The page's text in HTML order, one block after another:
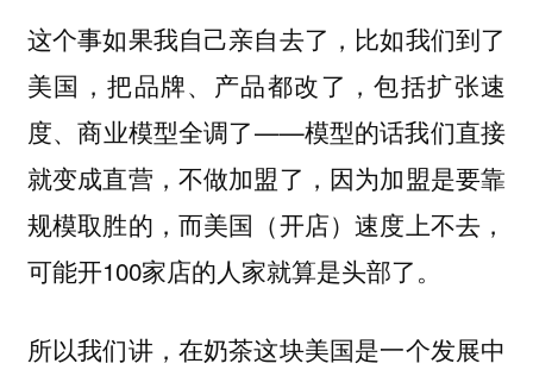
这个事如果我自己亲自去了，比如我们到了
美国，把品牌、产品都改了，包括扩张速
度、商业模型全调了——模型的话我们直接
就变成直营，不做加盟了，因为加盟是要靠
规模取胜的，而美国（开店）速度上不去，
可能开100家店的人家就算是头部了。
所以我们讲，在奶茶这块美国是一个发展中